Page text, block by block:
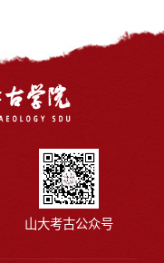
山大考古公众号